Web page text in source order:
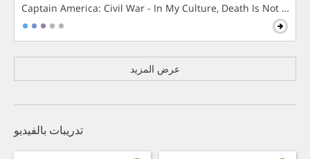
Captain America: Civil War - In My Culture, Death Is Not The
عرض المزيد
تدريبات بالفيديو